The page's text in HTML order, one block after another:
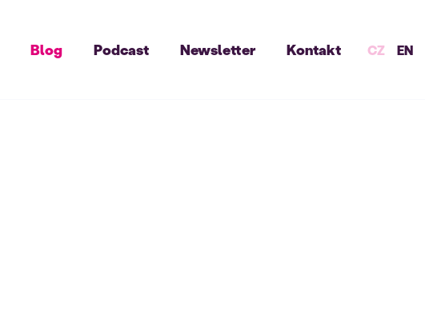
Blog Podcast Newsletter Kontakt CZ EN